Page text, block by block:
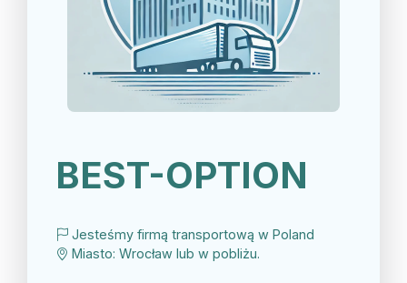
BEST-OPTION
Jesteśmy firmą transportową w Poland
Miasto: Wrocław lub w pobliżu.